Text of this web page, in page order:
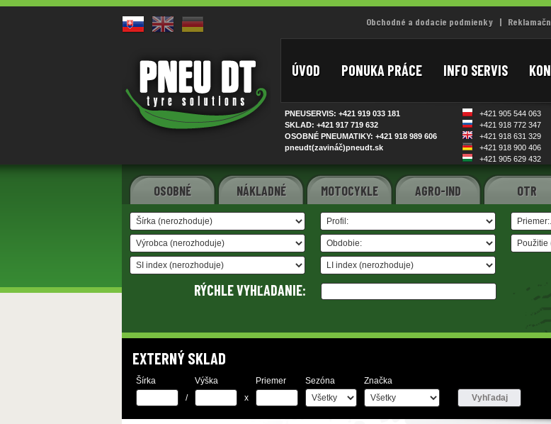
|
Obchodné a dodacie podmienky
ÚVOD PONUKA PRÁCE INFO SERVIS
PNEUSERVIS: +421 919 033 181
SKLAD: +421 917 719 632
OSOBNÉ PNEUMATIKY: +421 918 989 606
pneudt(zavináč)pneudt.sk
+421 905 544 063
+421 918 772 347
+421 918 631 329
+421 918 900 406
+421 905 629 432
OSOBNÉ NÁKLADNÉ MOTOCYKLE AGRO-IND OTR
RÝCHLE VYHĽADANIE:
EXTERNÝ SKLAD
Šírka Výška Priemer Sezóna
Značka
/
x